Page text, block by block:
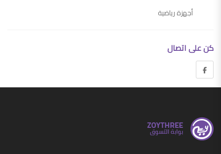
أجهزة رياضية
اجهزة التكييف وملحقاتها
ادوات مطبخ
مستلزمات المنزل
كن على اتصال